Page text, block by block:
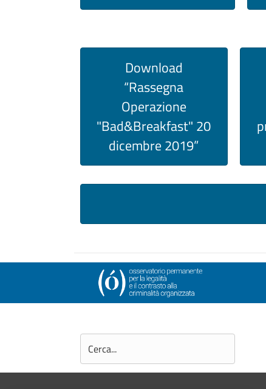
Download
“Rassegna
Operazione
"Bad&Breakfast" 20
dicembre 2019”